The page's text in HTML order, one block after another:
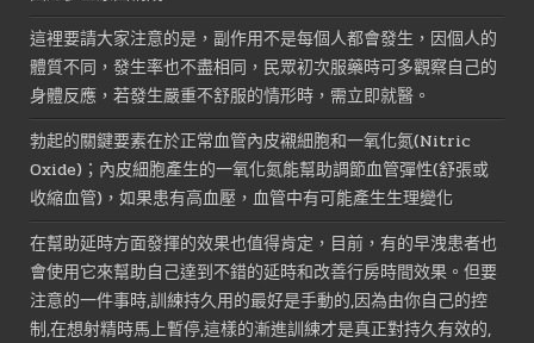
這裡要請大家注意的是，副作用不是每個人都會發生，因個人的
體質不同，發生率也不盡相同，民眾初次服藥時可多觀察自己的
身體反應，若發生嚴重不舒服的情形時，需立即就醫。
勃起的關鍵要素在於正常血管內皮襯細胞和一氧化氮(Nitric
Oxide)；內皮細胞產生的一氧化氮能幫助調節血管彈性(舒張或
收縮血管)，如果患有高血壓，血管中有可能產生生理變化
在幫助延時方面發揮的效果也值得肯定，目前，有的早洩患者也
會使用它來幫助自己達到不錯的延時和改善行房時間效果。但要
注意的一件事時,訓練持久用的最好是手動的,因為由你自己的控
制,在想射精時馬上暫停,這樣的漸進訓練才是真正對持久有效的,